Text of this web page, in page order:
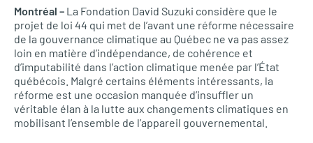
Montréal – La Fondation David Suzuki considère que le
projet de loi 44 qui met de l’avant une réforme nécessaire
de la gouvernance climatique au Québec ne va pas assez
loin en matière d’indépendance, de cohérence et
d’imputabilité dans l’action climatique menée par l’État
québécois. Malgré certains éléments intéressants, la
réforme est une occasion manquée d’insuffler un
véritable élan à la lutte aux changements climatiques en
mobilisant l’ensemble de l’appareil gouvernemental.